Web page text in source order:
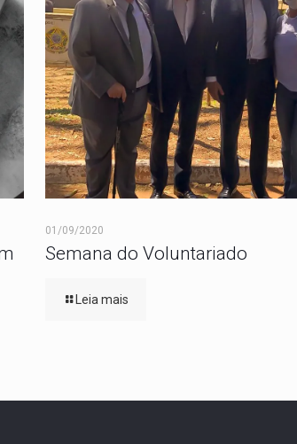
01/09/2020
Semana do Voluntariado
Leia mais